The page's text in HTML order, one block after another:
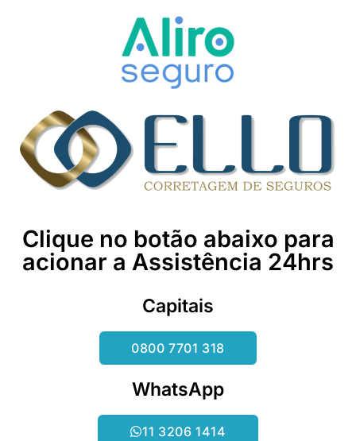
Clique no botão abaixo para
acionar a Assistência 24hrs
Capitais
0800 7701 318
WhatsApp
11 3206 1414